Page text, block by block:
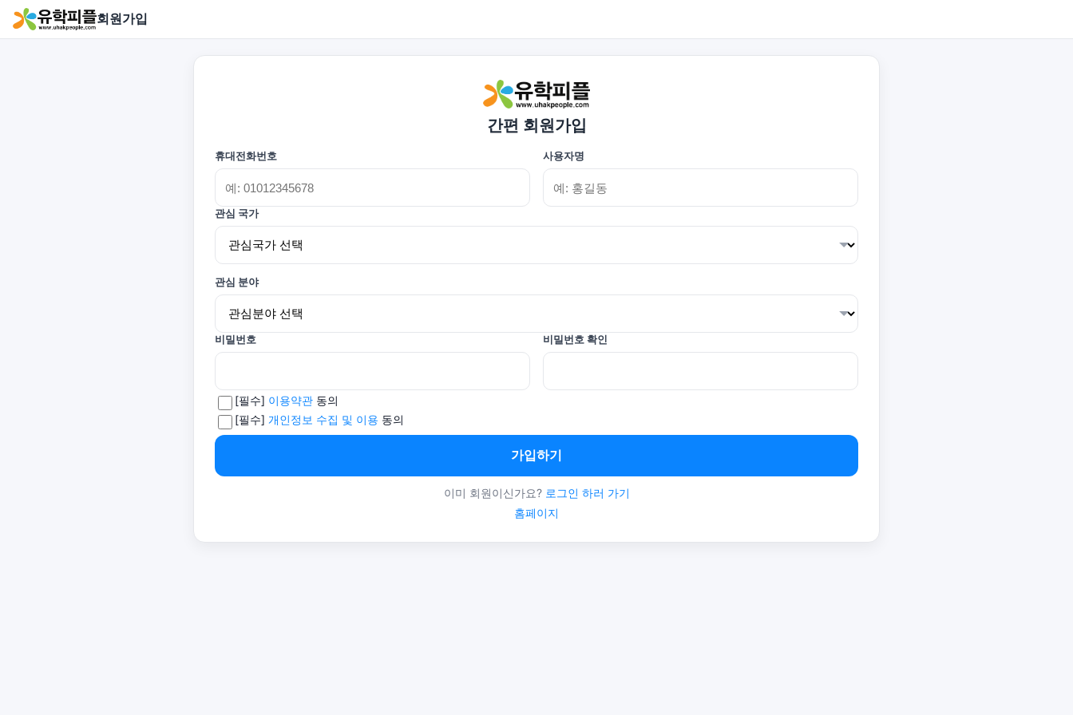
회원가입
간편 회원가입
휴대전화번호 사용자명
관심 국가
관심 분야
비밀번호 비밀번호 확인
[필수] 이용약관 동의
[필수] 개인정보 수집 및 이용 동의
가입하기
이미 회원이신가요? 로그인 하러 가기
홈페이지